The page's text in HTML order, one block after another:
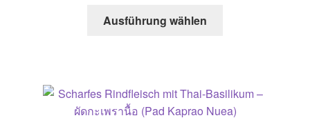
Ausführung wählen
auf.